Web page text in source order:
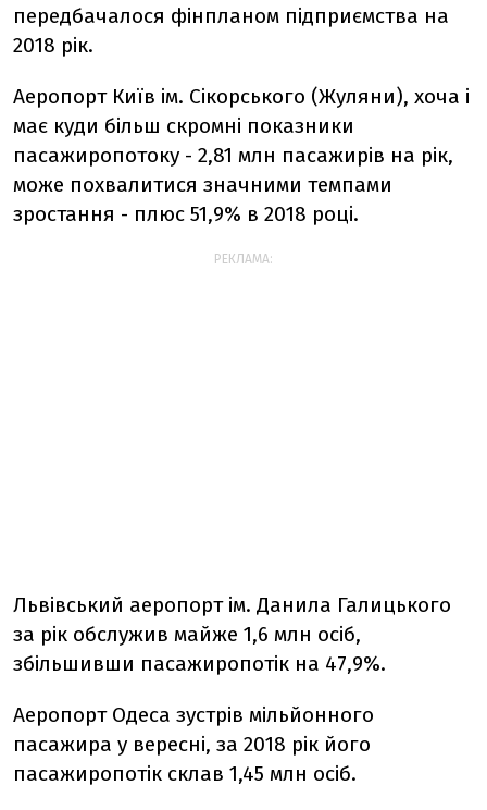
передбачалося фінпланом підприємства на
2018 рік.
Аеропорт Київ ім. Сікорського (Жуляни), хоча і
має куди більш скромні показники
пасажиропотоку - 2,81 млн пасажирів на рік,
може похвалитися значними темпами
зростання - плюс 51,9% в 2018 році.
РЕКЛАМА:
Львівський аеропорт ім. Данила Галицького
за рік обслужив майже 1,6 млн осіб,
збільшивши пасажиропотік на 47,9%.
Аеропорт Одеса зустрів мільйонного
пасажира у вересні, за 2018 рік його
пасажиропотік склав 1,45 млн осіб.